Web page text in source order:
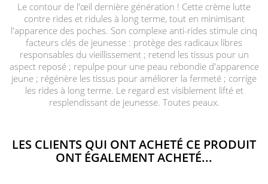
Le contour de l'œil dernière génération ! Cette crème lutte
contre rides et ridules à long terme, tout en minimisant
l'apparence des poches. Son complexe anti-rides stimule cinq
facteurs clés de jeunesse : protège des radicaux libres
responsables du vieillissement ; retend les tissus pour un
aspect reposé ; repulpe pour une peau rebondie d'apparence
jeune ; régénère les tissus pour améliorer la fermeté ; corrige
les rides à long terme. Le regard est visiblement lifté et
resplendissant de jeunesse. Toutes peaux.
LES CLIENTS QUI ONT ACHETÉ CE PRODUIT
ONT ÉGALEMENT ACHETÉ...